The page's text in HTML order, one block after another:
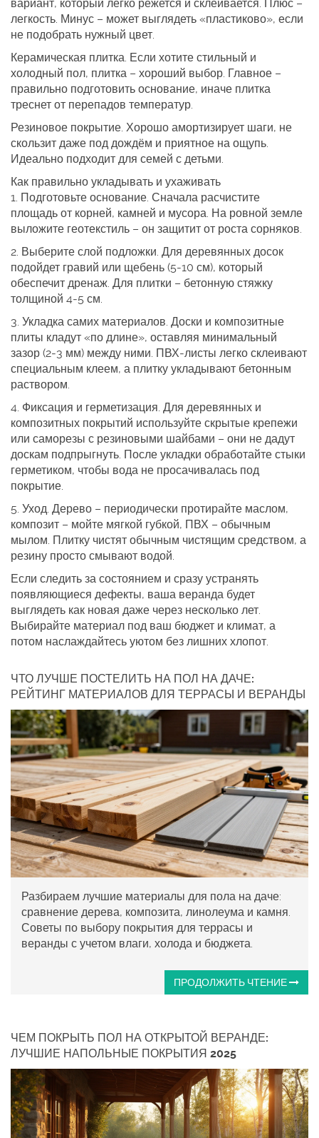
вариант, который легко режется и склеивается. Плюс –
легкость. Минус – может выглядеть «пластиково», если
не подобрать нужный цвет.
Керамическая плитка. Если хотите стильный и
холодный пол, плитка – хороший выбор. Главное –
правильно подготовить основание, иначе плитка
треснет от перепадов температур.
Резиновое покрытие. Хорошо амортизирует шаги, не
скользит даже под дождём и приятное на ощупь.
Идеально подходит для семей с детьми.
Как правильно укладывать и ухаживать
1. Подготовьте основание. Сначала расчистите
площадь от корней, камней и мусора. На ровной земле
выложите геотекстиль – он защитит от роста сорняков.
2. Выберите слой подложки. Для деревянных досок
подойдет гравий или щебень (5‑10 см), который
обеспечит дренаж. Для плитки – бетонную стяжку
толщиной 4‑5 см.
3. Укладка самих материалов. Доски и композитные
плиты кладут «по длине», оставляя минимальный
зазор (2‑3 мм) между ними. ПВХ‑листы легко склеивают
специальным клеем, а плитку укладывают бетонным
раствором.
4. Фиксация и герметизация. Для деревянных и
композитных покрытий используйте скрытые крепежи
или саморезы с резиновыми шайбами – они не дадут
доскам подпрыгнуть. После укладки обработайте стыки
герметиком, чтобы вода не просачивалась под
покрытие.
5. Уход. Дерево – периодически протирайте маслом,
композит – мойте мягкой губкой, ПВХ – обычным
мылом. Плитку чистят обычным чистящим средством, а
резину просто смывают водой.
Если следить за состоянием и сразу устранять
появляющиеся дефекты, ваша веранда будет
выглядеть как новая даже через несколько лет.
Выбирайте материал под ваш бюджет и климат, а
потом наслаждайтесь уютом без лишних хлопот.
ЧТО ЛУЧШЕ ПОСТЕЛИТЬ НА ПОЛ НА ДАЧЕ:
РЕЙТИНГ МАТЕРИАЛОВ ДЛЯ ТЕРРАСЫ И ВЕРАНДЫ
Разбираем лучшие материалы для пола на даче:
сравнение дерева, композита, линолеума и камня.
Советы по выбору покрытия для террасы и
веранды с учетом влаги, холода и бюджета.
ПРОДОЛЖИТЬ ЧТЕНИЕ
ЧЕМ ПОКРЫТЬ ПОЛ НА ОТКРЫТОЙ ВЕРАНДЕ:
ЛУЧШИЕ НАПОЛЬНЫЕ ПОКРЫТИЯ 2025